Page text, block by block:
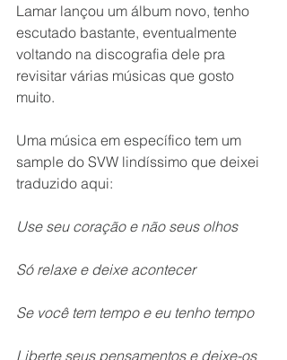
Lamar lançou um álbum novo, tenho
escutado bastante, eventualmente
voltando na discografia dele pra
revisitar várias músicas que gosto
muito.
Uma música em específico tem um
sample do SVW lindíssimo que deixei
traduzido aqui:
Use seu coração e não seus olhos
Só relaxe e deixe acontecer
Se você tem tempo e eu tenho tempo
Liberte seus pensamentos e deixe-os